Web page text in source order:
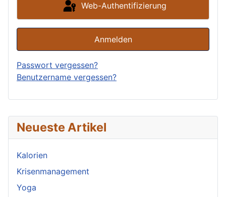
Neueste Artikel
Kalorien
Krisenmanagement
Yoga
Web-Authentifizierung
Anmelden
Passwort vergessen?
Benutzername vergessen?